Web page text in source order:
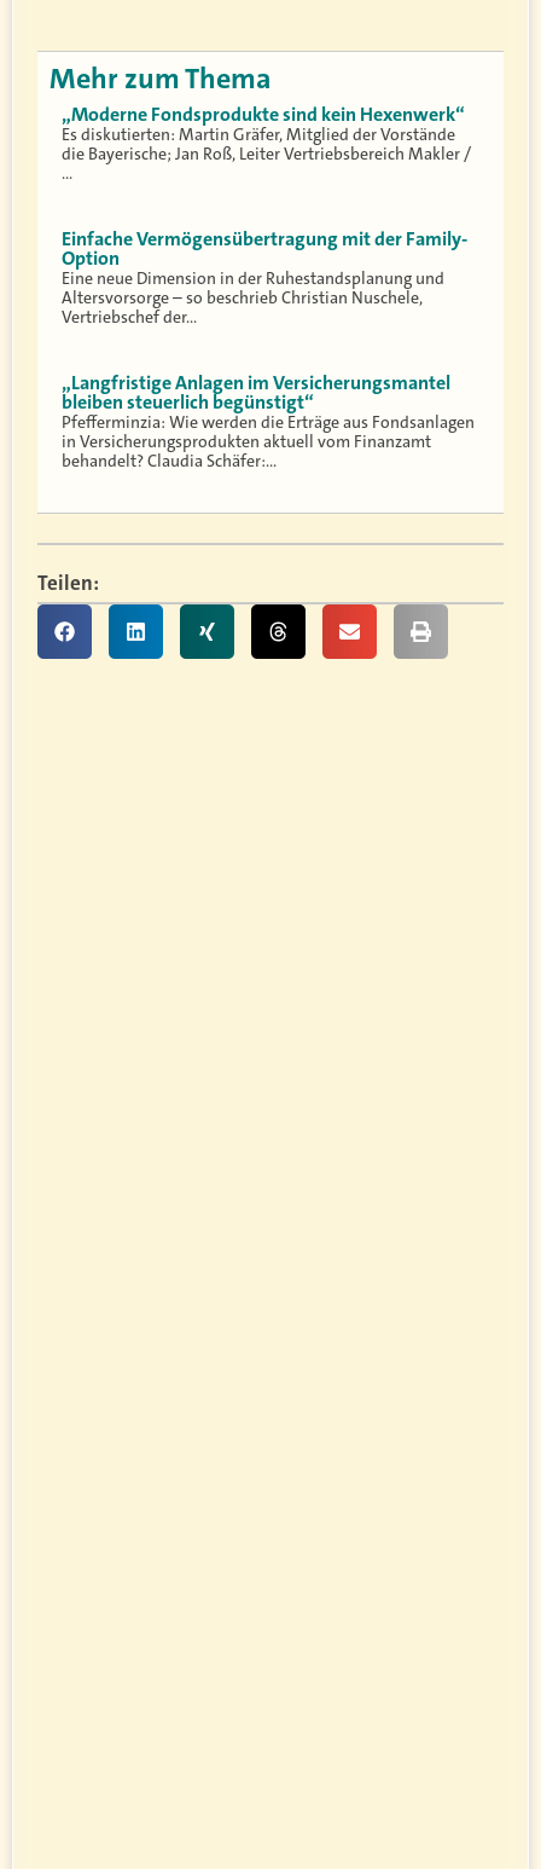
Mehr zum Thema
„Moderne Fondsprodukte sind kein Hexenwerk“
Es diskutierten: Martin Gräfer, Mitglied der Vorstände
die Bayerische; Jan Roß, Leiter Vertriebsbereich Makler /
…
Einfache Vermögensübertragung mit der Family-
Option
Eine neue Dimension in der Ruhestandsplanung und
Altersvorsorge – so beschrieb Christian Nuschele,
Vertriebschef der…
„Langfristige Anlagen im Versicherungsmantel
bleiben steuerlich begünstigt“
Pfefferminzia: Wie werden die Erträge aus Fondsanlagen
in Versicherungsprodukten aktuell vom Finanzamt
behandelt? Claudia Schäfer:…
Teilen: